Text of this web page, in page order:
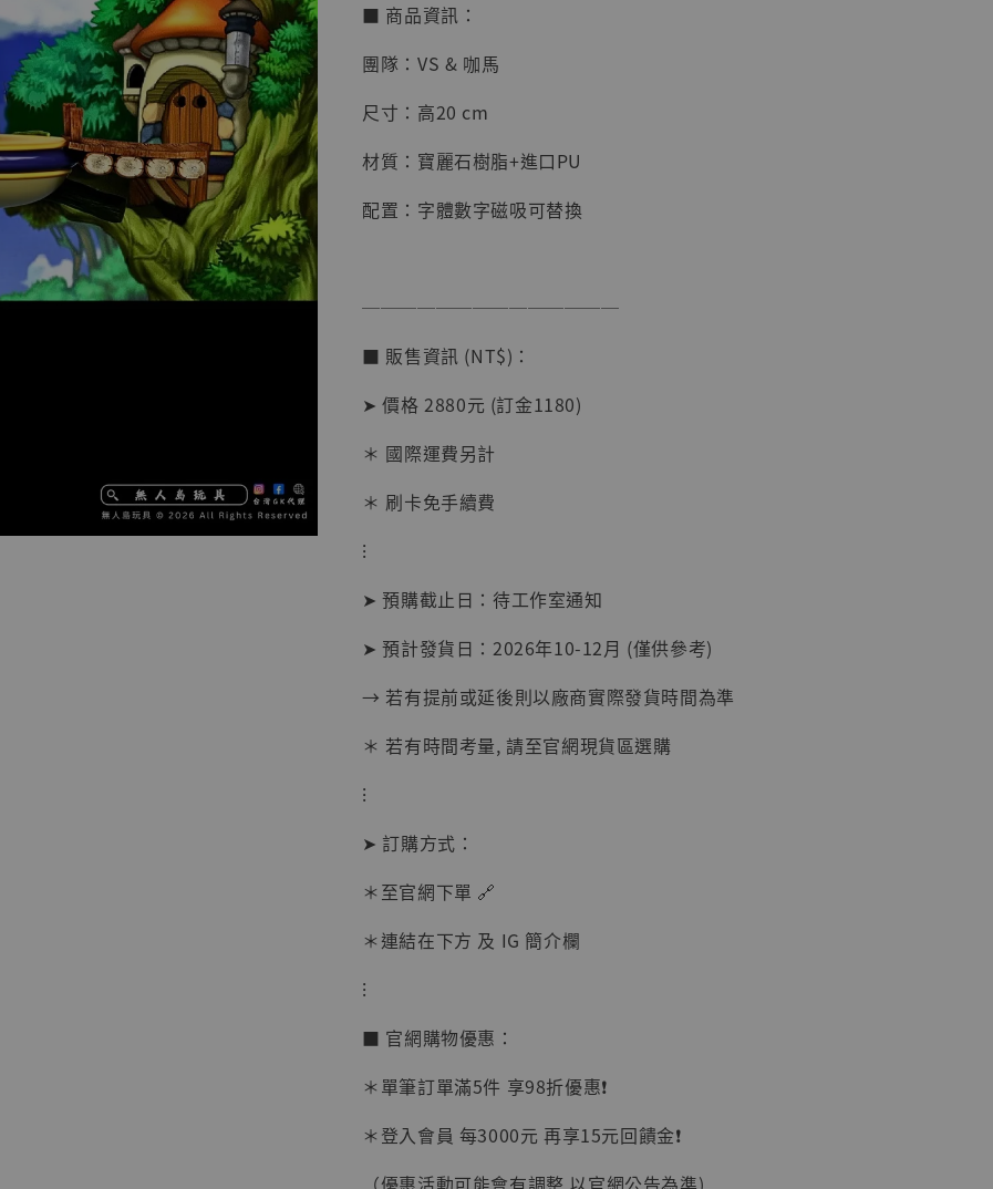
加入購物車
【店內現貨】海賊王
系列蒐藏雕像 布魯
克達摩 [7STARS
Studio]
加購優惠【讓子彈飛 鵝城縣長 張麻子 [BK01]】
【現貨】
BJSTUDIO 1/6系列
可動蒐藏人偶 讓子
彈飛 鵝城縣長 張麻
子 [BK01]
- +
■ 商品資訊：
團隊：VS & 咖馬
尺寸：高20 cm
材質：寶麗石樹脂+進口PU
配置：字體數字磁吸可替換
──────────────
■ 販售資訊 (NT$)：
➤ 價格 2880元 (訂金1180)
＊ 國際運費另計
＊ 刷卡免手續費
⁝
➤ 預購截止日：待工作室通知
➤ 預計發貨日：2026年10-12月 (僅供參考)
→ 若有提前或延後則以廠商實際發貨時間為準
＊ 若有時間考量, 請至官網現貨區選購
⁝
➤ 訂購方式：
＊至官網下單 🔗
＊連結在下方 及 IG 簡介欄
⁝
■ 官網購物優惠：
＊單筆訂單滿5件 享98折優惠❗️
＊登入會員 每3000元 再享15元回饋金❗️
（優惠活動可能會有調整 以官網公告為準)